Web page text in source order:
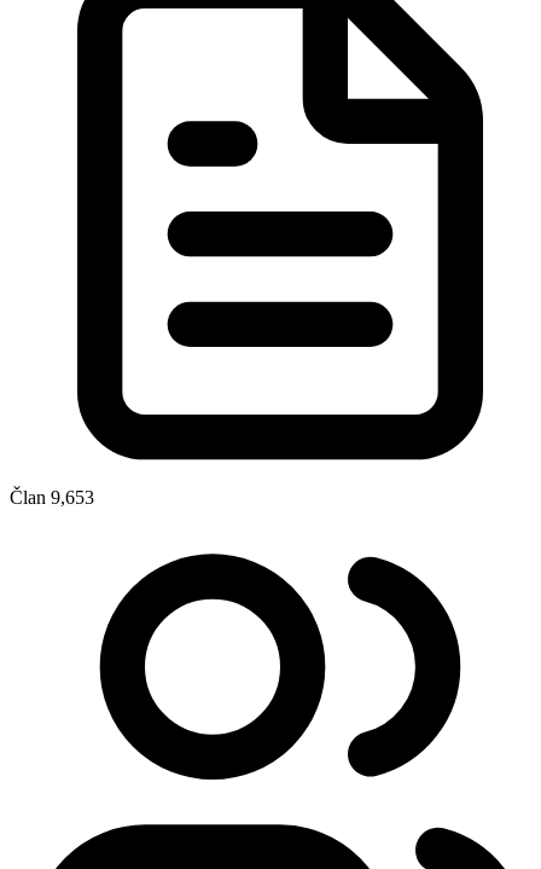
Član 9,653